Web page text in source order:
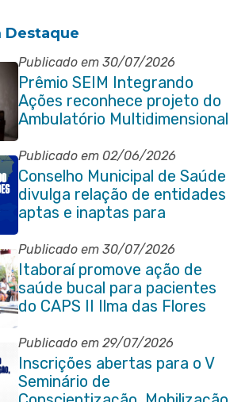
Destaque
Publicado em 30/07/2026
Prêmio SEIM Integrando
Ações reconhece projeto do
Ambulatório Multidimensional
da Pessoa Idosa de Itaboraí
Publicado em 02/06/2026
Conselho Municipal de Saúde
divulga relação de entidades
aptas e inaptas para
processo eleitoral do
quadriênio 2026-2030
Publicado em 30/07/2026
Itaboraí promove ação de
saúde bucal para pacientes
do CAPS II Ilma das Flores
Publicado em 29/07/2026
Inscrições abertas para o V
Seminário de